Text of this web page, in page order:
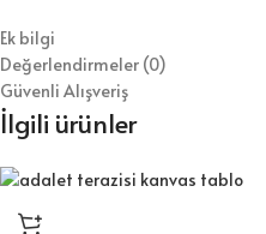
Ek bilgi
Değerlendirmeler (0)
Güvenli Alışveriş
İlgili ürünler